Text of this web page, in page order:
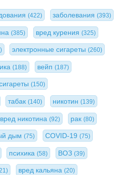
(422) заболевания (393)
(385) вред курения (325)
электронные сигареты(260)
(188) вейп (187)
(150)
табак(140) никотин (139)
вред никотина(92) рак (80)
дым(75) COVID-19 (75)
психика(58) ВОЗ (39)
вред кальяна (20)